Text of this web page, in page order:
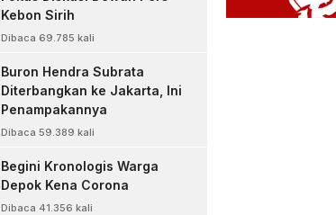
Kebon Sirih
Dibaca 69.785 kali
Buron Hendra Subrata
Diterbangkan ke Jakarta, Ini
Penampakannya
Dibaca 59.389 kali
Begini Kronologis Warga
Depok Kena Corona
Dibaca 41.356 kali